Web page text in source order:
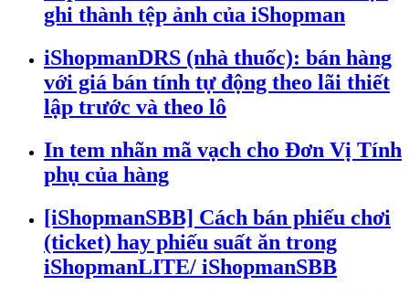
ghi thành tệp ảnh của iShopman
iShopmanDRS (nhà thuốc): bán hàng
với giá bán tính tự động theo lãi thiết
lập trước và theo lô
In tem nhãn mã vạch cho Đơn Vị Tính
phụ của hàng
[iShopmanSBB] Cách bán phiếu chơi
(ticket) hay phiếu suất ăn trong
iShopmanLITE/ iShopmanSBB